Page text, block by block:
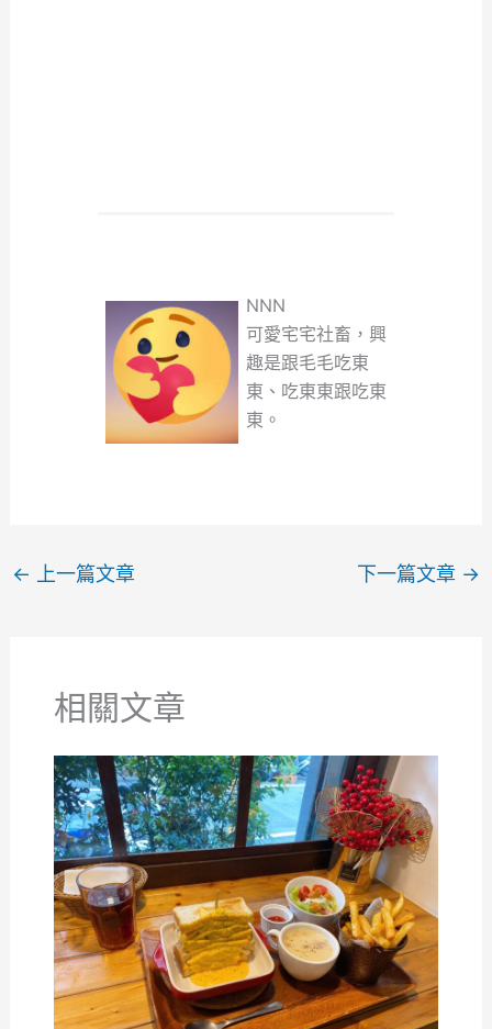
NNN
可愛宅宅社畜，興
趣是跟毛毛吃東
東、吃東東跟吃東
東。
← 上一篇文章 下一篇文章 →
相關文章